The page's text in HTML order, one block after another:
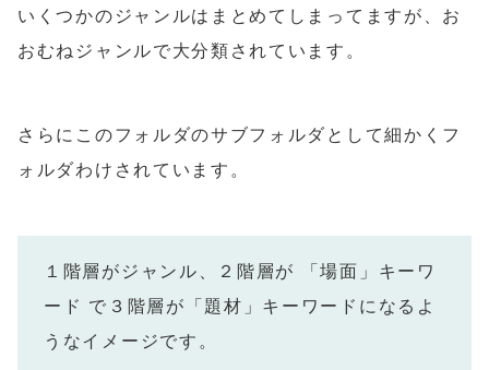
いくつかのジャンルはまとめてしまってますが、お
おむねジャンルで大分類されています。
さらにこのフォルダのサブフォルダとして細かくフ
ォルダわけされています。
１階層がジャンル、２階層が 「場面」キーワ
ード で３階層が「題材」キーワードになるよ
うなイメージです。